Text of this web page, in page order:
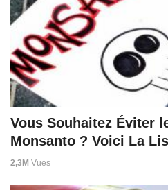
Vous Souhaitez Éviter
Monsanto ? Voici La
2,3M Vues